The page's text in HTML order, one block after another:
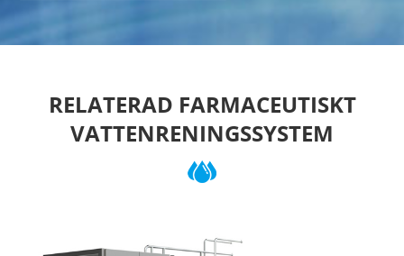
RELATERAD FARMACEUTISKT
VATTENRENINGSSYSTEM